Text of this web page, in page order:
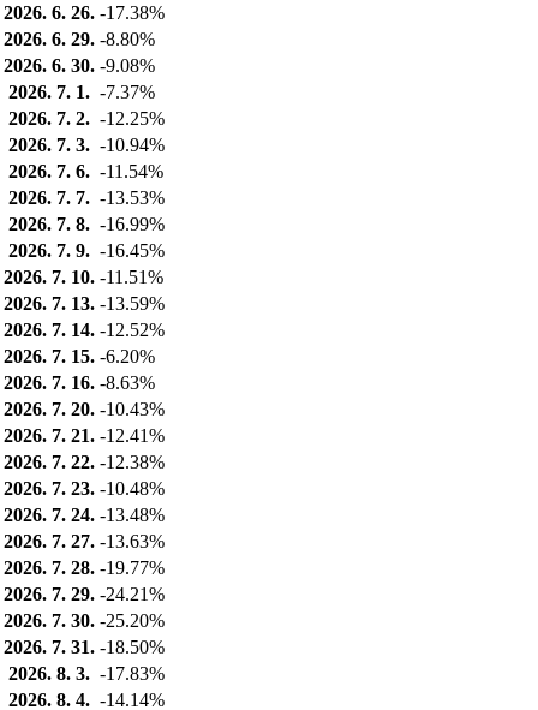
2026. 6. 26. -17.38%
2026. 6. 29. -8.80%
2026. 6. 30. -9.08%
2026. 7. 1. -7.37%
2026. 7. 2. -12.25%
2026. 7. 3. -10.94%
2026. 7. 6. -11.54%
2026. 7. 7. -13.53%
2026. 7. 8. -16.99%
2026. 7. 9. -16.45%
2026. 7. 10. -11.51%
2026. 7. 13. -13.59%
2026. 7. 14. -12.52%
2026. 7. 15. -6.20%
2026. 7. 16. -8.63%
2026. 7. 20. -10.43%
2026. 7. 21. -12.41%
2026. 7. 22. -12.38%
2026. 7. 23. -10.48%
2026. 7. 24. -13.48%
2026. 7. 27. -13.63%
2026. 7. 28. -19.77%
2026. 7. 29. -24.21%
2026. 7. 30. -25.20%
2026. 7. 31. -18.50%
2026. 8. 3. -17.83%
2026. 8. 4. -14.14%